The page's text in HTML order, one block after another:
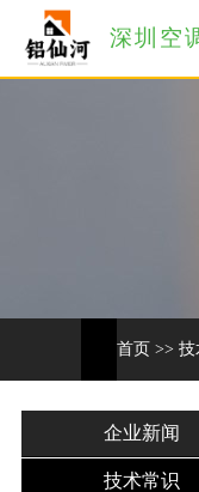
深圳空
首页 >> 技
企业新闻
技术常识